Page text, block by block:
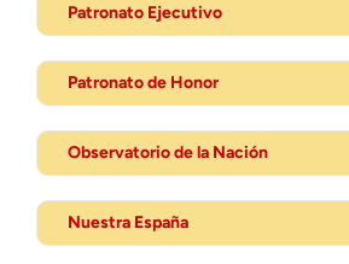
Patronato Ejecutivo
Patronato de Honor
Observatorio de la Nación
Nuestra España